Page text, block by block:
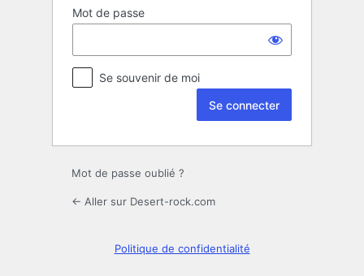
Mot de passe
Se souvenir de moi
Mot de passe oublié ?
← Aller sur Desert-rock.com
Politique de confidentialité